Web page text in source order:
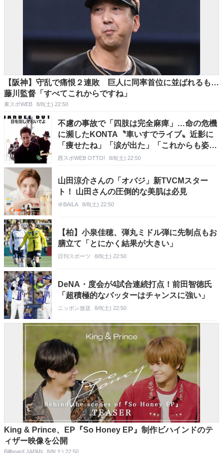
【阪神】守乱で痛恨２連敗 巨人に同率首位に並ばれるも…
藤川監督「すべてこれからですね」
東スポWEB 8/8(土) 22:50
不慮の事故で「四肢は完全麻痺」…命の危機
に瀕したKONTA〝車いすでライブ〟近影に
「痩せたね」「涙が出た」「これからも姿見
せて」反響続々
西スポWEB OTTO! 8/8(土) 22:50
山田涼介さんの「オバジ」新TVCMスター
ト！ 山田さんの圧倒的な美肌は必見
＠BAILA 8/8(土) 22:50
【柏】小泉佳穂、弾丸ミドル弾に先制点もお
膳立て「とにかく結果が大きい」
日刊スポーツ 8/8(土) 22:50
DeNA・度会が4試合連続打点！前田智徳氏
「超積極的なバッターはチャンスに強い」
ニッポン放送 8/8(土) 22:50
King & Prince、EP『So Honey EP』制作ビハインドのテ
ィザー映像を公開
Billboard JAPAN 8/8(土) 22:50